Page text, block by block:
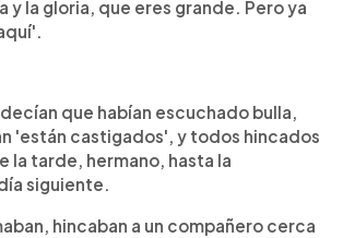
y la gloria, que eres grande. Pero ya
que habían escuchado bulla,
'están castigados', y todos hincados
la tarde, hermano, hasta la
siguiente.
hincaban a un compañero cerca